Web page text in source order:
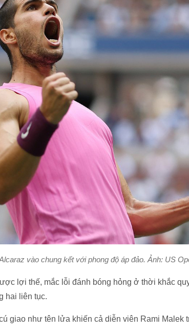
vào chung kết với phong độ áp đảo. Ảnh: US
lợi thế, mắc lỗi đánh bóng hỏng ở thời khắc
hai liên tục.
giao như tên lửa khiến cả diễn viên Rami Malek